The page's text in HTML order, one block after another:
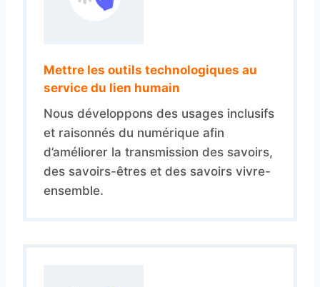
Mettre les outils technologiques au
service du lien humain
Nous développons des usages inclusifs
et raisonnés du numérique afin
d’améliorer la transmission des savoirs,
des savoirs-êtres et des savoirs vivre-
ensemble.